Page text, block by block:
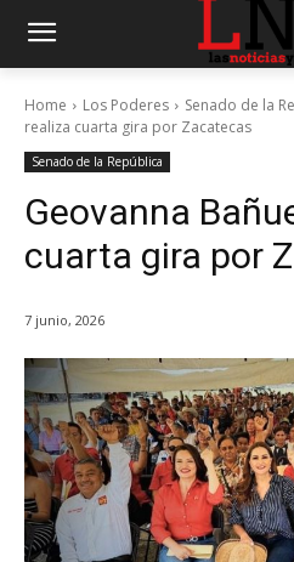
Home Los Poderes Senado de la
realiza cuarta gira por Zacatecas
Senado de la República
Geovanna
cuarta gira por
7 junio, 2026